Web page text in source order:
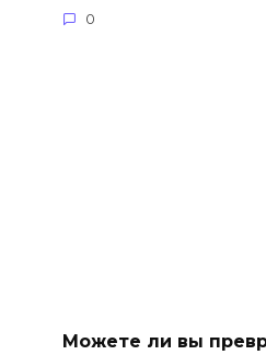
0
Можете ли вы